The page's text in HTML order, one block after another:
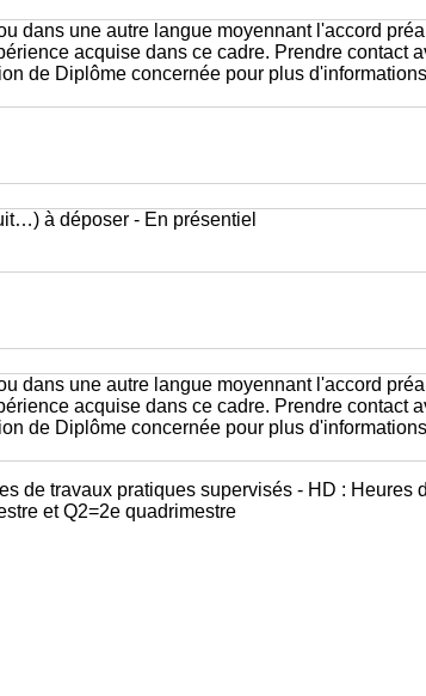
dans une autre langue moyennant l'accord
acquise dans ce cadre. Prendre contact
de Diplôme concernée pour plus
à déposer - En présentiel
dans une autre langue moyennant l'accord
acquise dans ce cadre. Prendre contact
de Diplôme concernée pour plus
de travaux pratiques supervisés - HD : Heures
et Q2=2e quadrimestre